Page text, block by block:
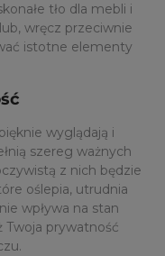
tło dla mebli i
wręcz przeciwnie
istotne elementy
wyglądają i
szereg ważnych
z nich będzie
oślepia, utrudnia
wpływa na stan
Twoja prywatność